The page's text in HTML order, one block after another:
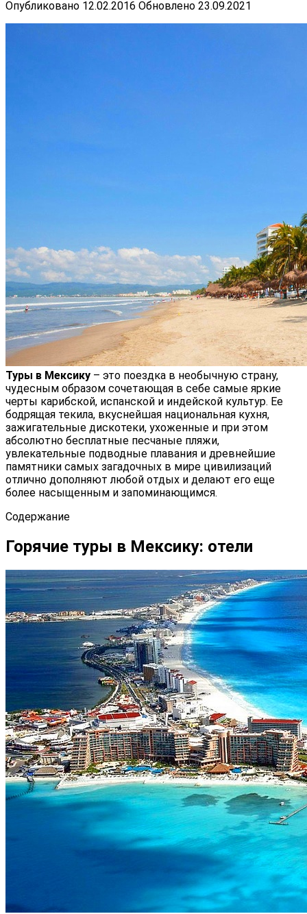
Опубликовано 12.02.2016 Обновлено 23.09.2021
Туры в Мексику – это поездка в необычную страну,
чудесным образом сочетающая в себе самые яркие
черты карибской, испанской и индейской культур. Ее
бодрящая текила, вкуснейшая национальная кухня,
зажигательные дискотеки, ухоженные и при этом
абсолютно бесплатные песчаные пляжи,
увлекательные подводные плавания и древнейшие
памятники самых загадочных в мире цивилизаций
отлично дополняют любой отдых и делают его еще
более насыщенным и запоминающимся.
Содержание
Горячие туры в Мексику: отели